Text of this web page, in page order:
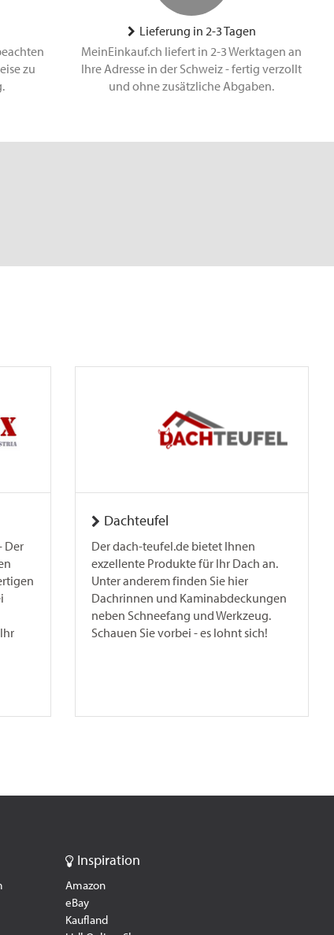
zu
Lieferung in 2-3 Tagen
MeinEinkauf.ch liefert in 2-3 Werktagen an
Ihre Adresse in der Schweiz - fertig verzollt
und ohne zusätzliche Abgaben.
Der
Dachteufel
Der dach-teufel.de bietet Ihnen
exzellente Produkte für Ihr Dach an.
Unter anderem finden Sie hier
Dachrinnen und Kaminabdeckungen
neben Schneefang und Werkzeug.
Schauen Sie vorbei - es lohnt sich!
Inspiration
Amazon
eBay
Kaufland